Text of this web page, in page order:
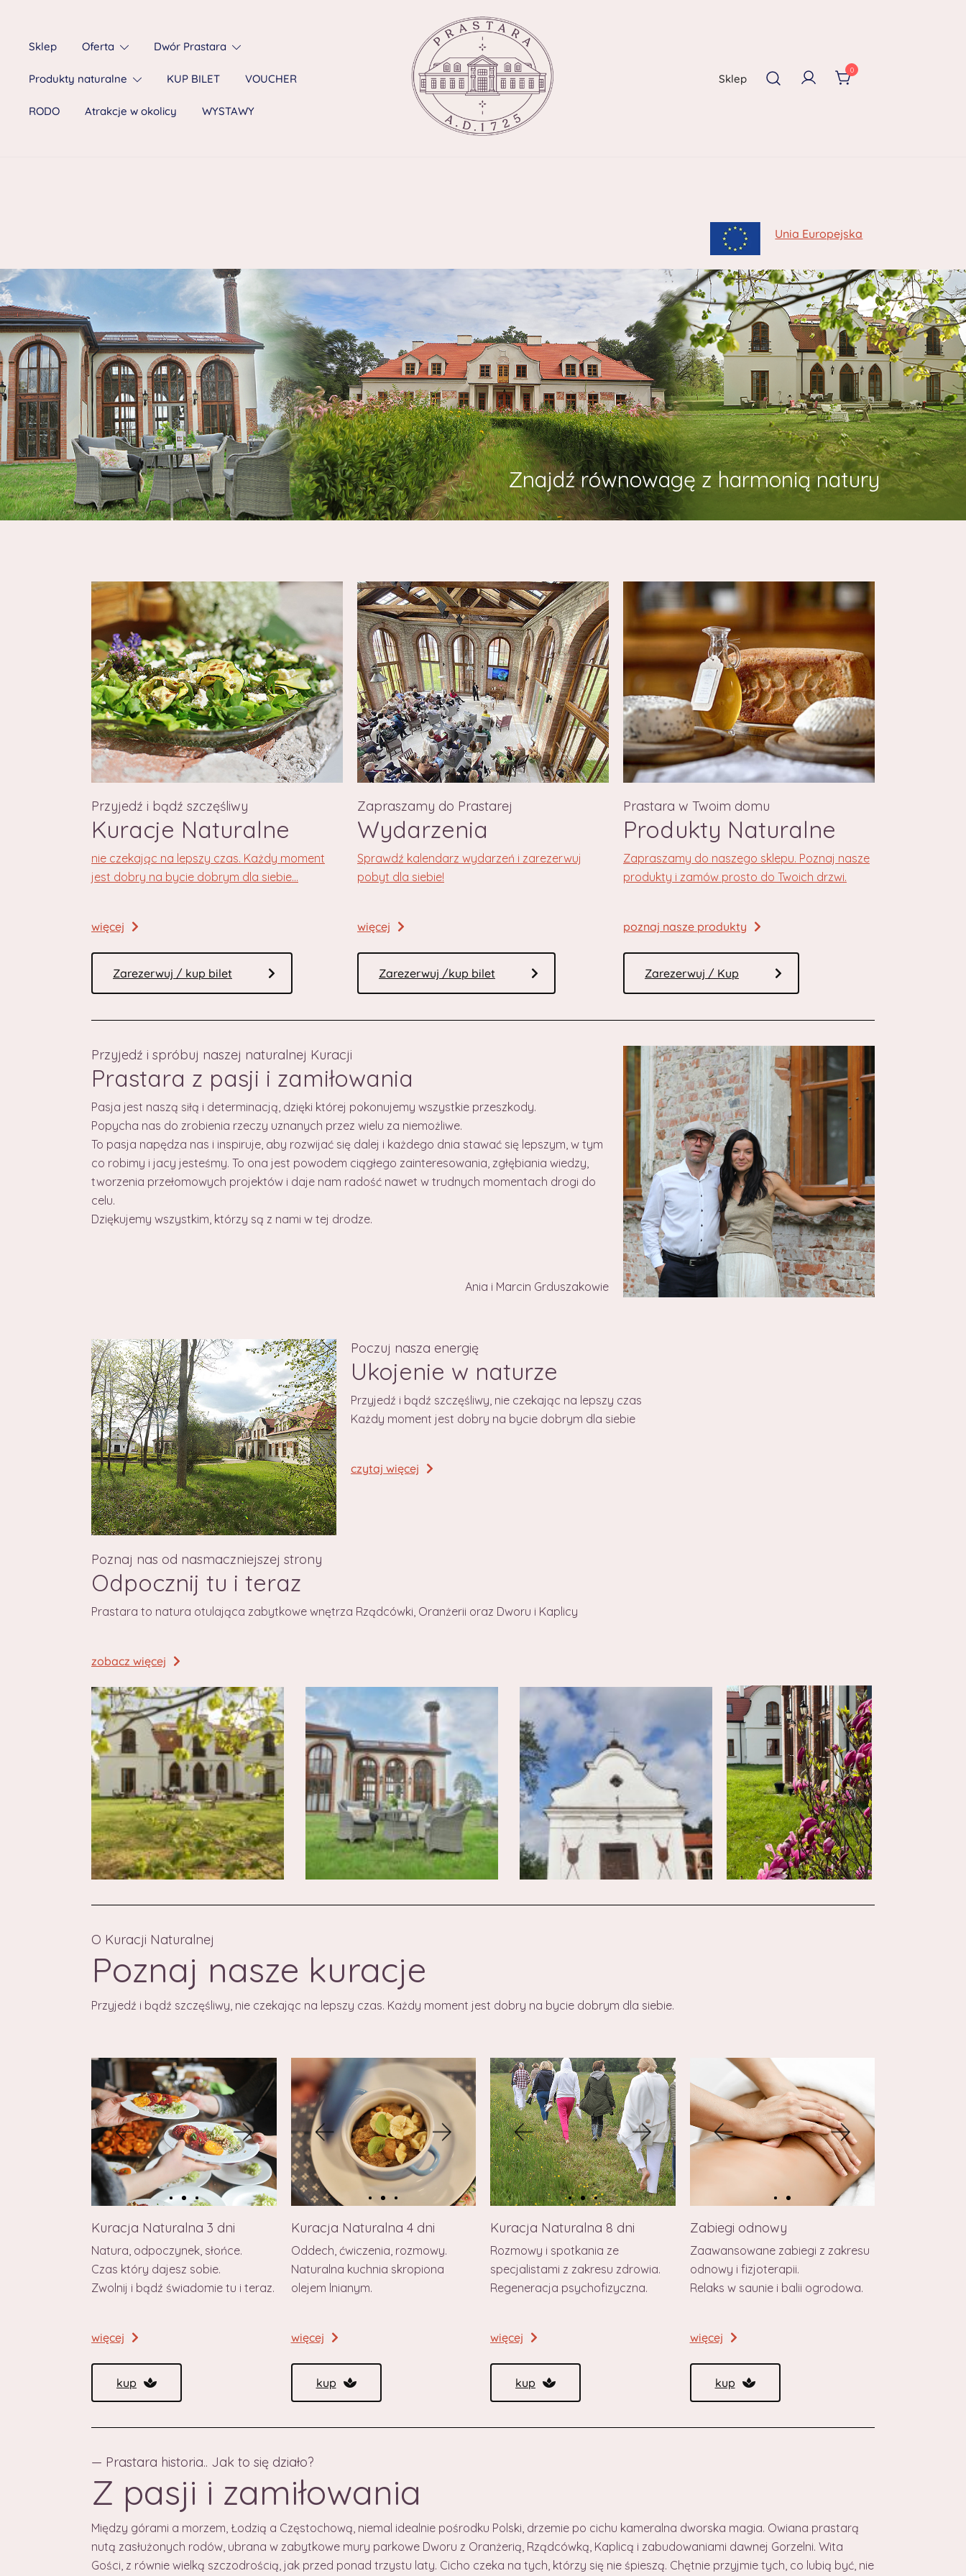
Sklep Oferta Dwór Prastara
Produkty naturalne KUP BILET VOUCHER
RODO Atrakcje w okolicy WYSTAWY
Sklep
0
Unia Europejska
Znajdź równowagę z harmonią natury
Przyjedź i bądź szczęśliwy
Kuracje Naturalne
nie czekając na lepszy czas. Każdy moment
jest dobry na bycie dobrym dla siebie...
więcej
Zarezerwuj / kup bilet
Zapraszamy do Prastarej
Wydarzenia
Sprawdź kalendarz wydarzeń i zarezerwuj
pobyt dla siebie!
więcej
Zarezerwuj /kup bilet
Prastara w Twoim domu
Produkty Naturalne
Zapraszamy do naszego sklepu. Poznaj nasze
produkty i zamów prosto do Twoich drzwi.
poznaj nasze produkty
Zarezerwuj / Kup
Przyjedź i spróbuj naszej naturalnej Kuracji
Prastara z pasji i zamiłowania
Pasja jest naszą siłą i determinacją, dzięki której pokonujemy wszystkie przeszkody.
Popycha nas do zrobienia rzeczy uznanych przez wielu za niemożliwe.
To pasja napędza nas i inspiruje, aby rozwijać się dalej i każdego dnia stawać się lepszym, w tym
co robimy i jacy jesteśmy. To ona jest powodem ciągłego zainteresowania, zgłębiania wiedzy,
tworzenia przełomowych projektów i daje nam radość nawet w trudnych momentach drogi do
celu.
Dziękujemy wszystkim, którzy są z nami w tej drodze.
Ania i Marcin Grduszakowie
Poczuj nasza energię
Ukojenie w naturze
Przyjedź i bądź szczęśliwy, nie czekając na lepszy czas
Każdy moment jest dobry na bycie dobrym dla siebie
czytaj więcej
Poznaj nas od nasmaczniejszej strony
Odpocznij tu i teraz
Prastara to natura otulająca zabytkowe wnętrza Rządcówki, Oranżerii oraz Dworu i Kaplicy
zobacz więcej
O Kuracji Naturalnej
Poznaj nasze kuracje
Przyjedź i bądź szczęśliwy, nie czekając na lepszy czas. Każdy moment jest dobry na bycie dobrym dla siebie.
Kuracja Naturalna 3 dni
Natura, odpoczynek, słońce.
Czas który dajesz sobie.
Zwolnij i bądź świadomie tu i teraz.
więcej
kup
Kuracja Naturalna 4 dni
Oddech, ćwiczenia, rozmowy.
Naturalna kuchnia skropiona
olejem lnianym.
więcej
kup
Kuracja Naturalna 8 dni
Rozmowy i spotkania ze
specjalistami z zakresu zdrowia.
Regeneracja psychofizyczna.
więcej
kup
Zabiegi odnowy
Zaawansowane zabiegi z zakresu
odnowy i fizjoterapii.
Relaks w saunie i balii ogrodowa.
więcej
kup
— Prastara historia.. Jak to się działo?
Z pasji i zamiłowania
Między górami a morzem, Łodzią a Częstochową, niemal idealnie pośrodku Polski, drzemie po cichu kameralna dworska magia. Owiana prastarą
nutą zasłużonych rodów, ubrana w zabytkowe mury parkowe Dworu z Oranżerią, Rządcówką, Kaplicą i zabudowaniami dawnej Gorzelni. Wita
Gości, z równie wielką szczodrością, jak przed ponad trzystu laty. Cicho czeka na tych, którzy się nie śpieszą. Chętnie przyjmie tych, co lubią być, nie